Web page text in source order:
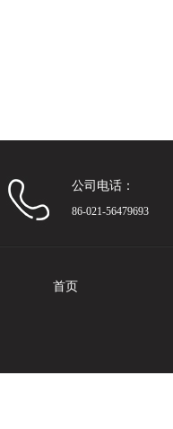
公司电话：
86-021-56479693
首页